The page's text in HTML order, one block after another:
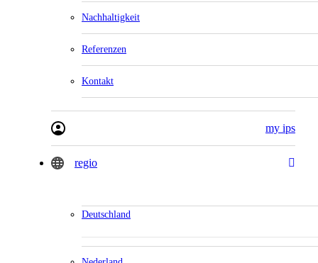
Nachhaltigkeit
Referenzen
Kontakt
my ips
regio
Deutschland